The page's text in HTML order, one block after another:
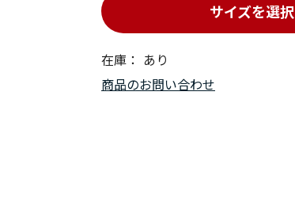
在庫： あり
サイズを選択
商品のお問い合わせ